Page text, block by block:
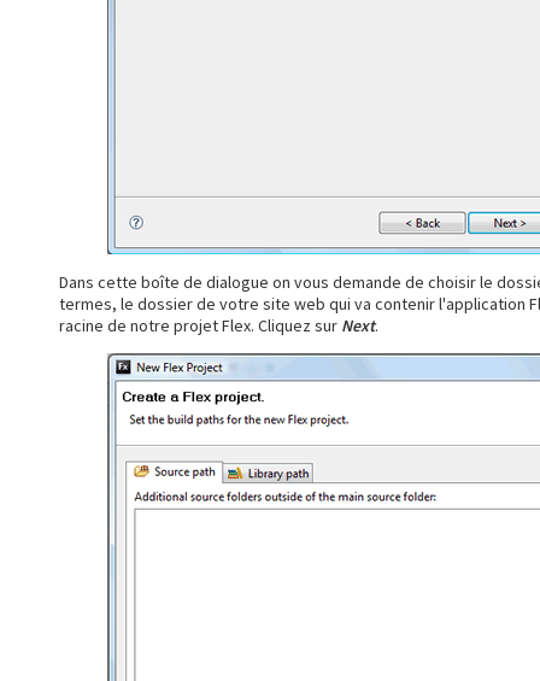
Dans cette boîte de dialogue on vous demande de choisir le
termes, le dossier de votre site web qui va contenir l'application
racine de notre projet Flex. Cliquez sur Next.